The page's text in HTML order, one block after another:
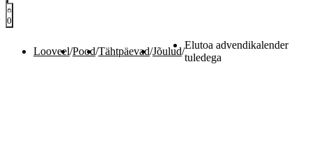
0
Looveel/Pood/Tähtpäevad/Jõulud/
Elutoa advendikalender
tuledega